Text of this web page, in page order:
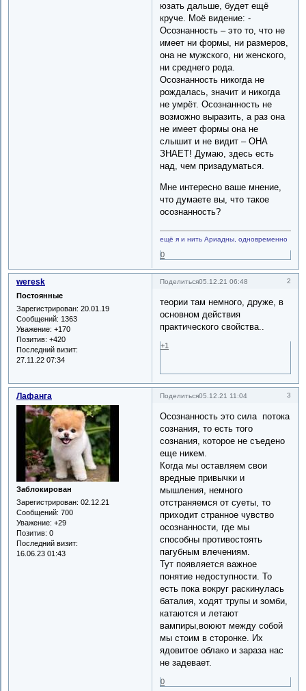
юзать дальше, будет ещё
круче. Моё видение: -
Осознанность – это то, что не
имеет ни формы, ни размеров,
она не мужского, ни женского,
ни среднего рода.
Осознанность никогда не
рождалась, значит и никогда
не умрёт. Осознанность не
возможно выразить, а раз она
не имеет формы она не
слышит и не видит – ОНА
ЗНАЕТ! Думаю, здесь есть
над, чем призадуматься.
Мне интересно ваше мнение,
что думаете вы, что такое
осознанность?
ещё я и нить Ариадны, одновременно
0
Поделиться 2
05.12.21 06:48
weresk
Постоянные
Зарегистрирован: 20.01.19
Сообщений: 1363
Уважение: +170
Позитив: +420
Последний визит:
27.11.22 07:34
теории там немного, друже, в
основном действия
практического свойства..
+1
Поделиться 3
05.12.21 11:04
Лафанга
Заблокирован
Зарегистрирован: 02.12.21
Сообщений: 700
Уважение: +29
Позитив: 0
Последний визит:
16.06.23 01:43
Осознанность это сила потока
сознания, то есть того
сознания, которое не съедено
еще никем.
Когда мы оставляем свои
вредные привычки и
мышления, немного
отстраняемся от суеты, то
приходит странное чувство
осознанности, где мы
способны противостоять
пагубным влечениям.
Тут появляется важное
понятие недоступности. То
есть пока вокруг раскинулась
баталия, ходят трупы и зомби,
катаются и летают
вампиры,воюют между собой
мы стоим в сторонке. Их
ядовитое облако и зараза нас
не задевает.
0